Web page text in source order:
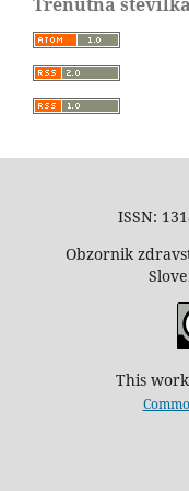
ISSN:
Obzornik
This